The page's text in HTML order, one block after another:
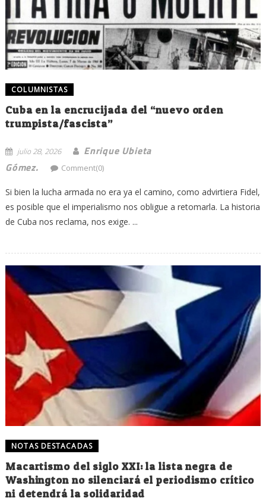
COLUMNISTAS
Cuba en la encrucijada del “nuevo orden
trumpista/fascista”
julio 28, 2026
Enrique Ubieta
Gómez.
Comment(0)
Si bien la lucha armada no era ya el camino, como advirtiera Fidel,
es posible que el imperialismo nos obligue a retomarla. La historia
de Cuba nos reclama, nos exige. ...
NOTAS DESTACADAS
Macartismo del siglo XXI: la lista negra de
Washington no silenciará el periodismo crítico
ni detendrá la solidaridad